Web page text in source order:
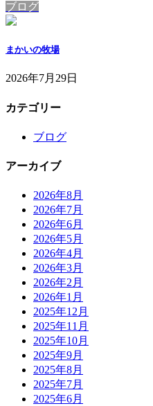
ブログ
まかいの牧場
2026年7月29日
カテゴリー
ブログ
アーカイブ
2026年8月
2026年7月
2026年6月
2026年5月
2026年4月
2026年3月
2026年2月
2026年1月
2025年12月
2025年11月
2025年10月
2025年9月
2025年8月
2025年7月
2025年6月